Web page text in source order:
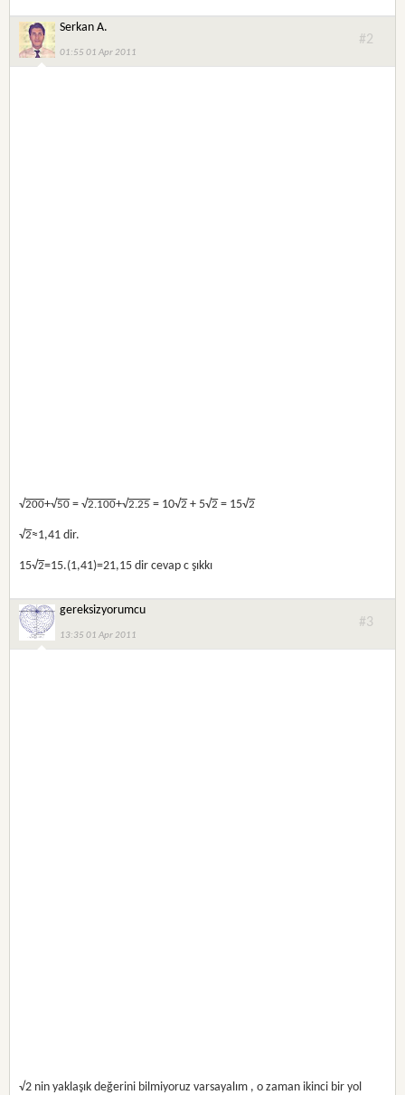
Serkan A.
01:55 01 Apr 2011
#2
√200+√50 = √2.100+√2.25 = 10√2 + 5√2 = 15√2
√2≈1,41 dir.
15√2=15.(1,41)=21,15 dir cevap c şıkkı
gereksizyorumcu
13:35 01 Apr 2011
#3
√2 nin yaklaşık değerini bilmiyoruz varsayalım , o zaman ikinci bir yol